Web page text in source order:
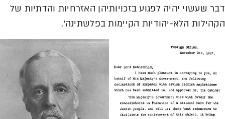
דבר שעשוי יהיה לפגוע בזכויותיהן האזרחיות והדתיות של
הקהילות הלא-יהודיות הקיימות בפלשתינה'.